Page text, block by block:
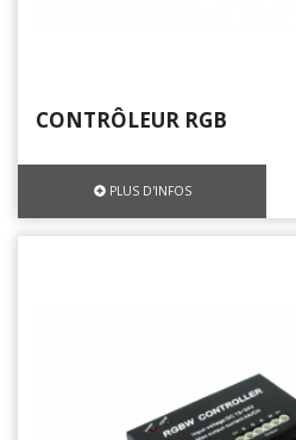
CONTRÔLEUR RGB
PLUS D'INFOS